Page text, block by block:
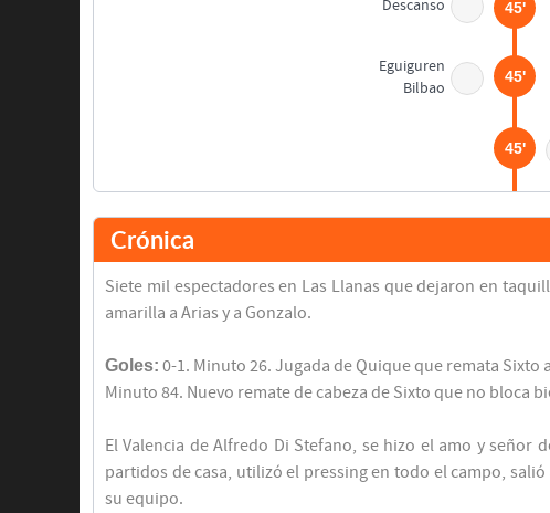
Descanso 45'
Eguiguren
Bilbao
45'
45'
58'
62'
Sergio
63'
Crónica
Siete mil espectadores en Las Llanas que dejaron en
amarilla a Arias y a Gonzalo.
Goles: 0-1. Minuto 26. Jugada de Quique que remata Sixto
Minuto 84. Nuevo remate de cabeza de Sixto que no bloca
El Valencia de Alfredo Di Stefano, se hizo el amo y
partidos de casa, utilizó el pressing en todo el campo,
su equipo.